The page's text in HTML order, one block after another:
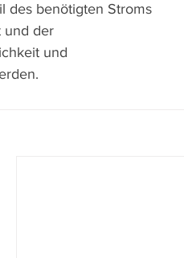
des benötigten Stroms
und der
und